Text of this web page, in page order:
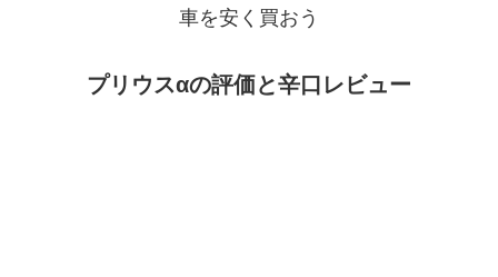
車を安く買おう
プリウスαの評価と辛口レビュー